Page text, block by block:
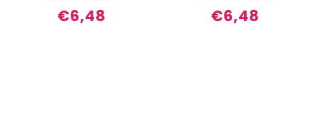
€6,48 €6,48